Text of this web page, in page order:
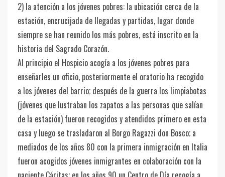
2) la atención a los jóvenes pobres: la ubicación cerca de la
estación, encrucijada de llegadas y partidas, lugar donde
siempre se han reunido los más pobres, está inscrito en la
historia del Sagrado Corazón.
Al principio el Hospicio acogía a los jóvenes pobres para
enseñarles un oficio, posteriormente el oratorio ha recogido
a los jóvenes del barrio; después de la guerra los limpiabotas
(jóvenes que lustraban los zapatos a las personas que salían
de la estación) fueron recogidos y atendidos primero en esta
casa y luego se trasladaron al Borgo Ragazzi don Bosco; a
mediados de los años 80 con la primera inmigración en Italia
fueron acogidos jóvenes inmigrantes en colaboración con la